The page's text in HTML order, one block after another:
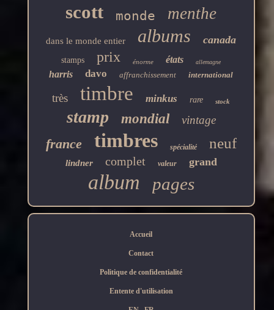
scott monde menthe
dans le monde entier albums canada
stamps prix énorme états allemagne
harris davo affranchissement international
très timbre minkus rare stock
stamp mondial vintage
france timbres spécialité neuf
lindner complet valeur grand
album pages
Accueil
Contact
Politique de confidentialité
Entente d'utilisation